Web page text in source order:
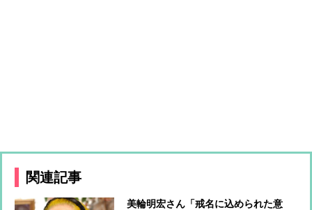
関連記事
美輪明宏さん「戒名に込められた意